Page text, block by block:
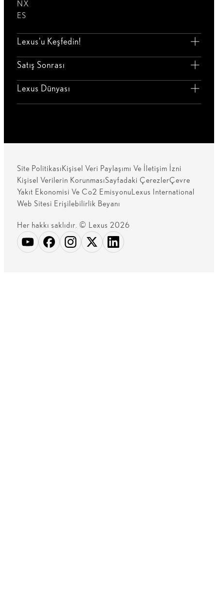
NX
ES
Lexus'u Keşfedin!
Satış Sonrası
Lexus Dünyası
Site Politikası Kişisel Veri Paylaşımı Ve İletişim İzni
Kişisel Verilerin KorunmasıSayfadaki ÇerezlerÇevre
Yakıt Ekonomisi Ve Co2 EmisyonuLexus International
Web Sitesi Erişilebilirlik Beyanı
Her hakkı saklıdır. © Lexus 2026